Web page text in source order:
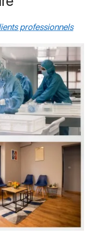
professionnels